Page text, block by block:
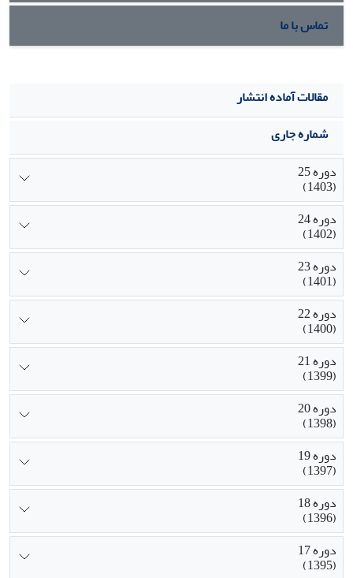
تماس با ما
مقالات آماده انتشار
شماره جاری
دوره 25
(1403)
دوره 24
(1402)
دوره 23
(1401)
دوره 22
(1400)
دوره 21
(1399)
دوره 20
(1398)
دوره 19
(1397)
دوره 18
(1396)
دوره 17
(1395)